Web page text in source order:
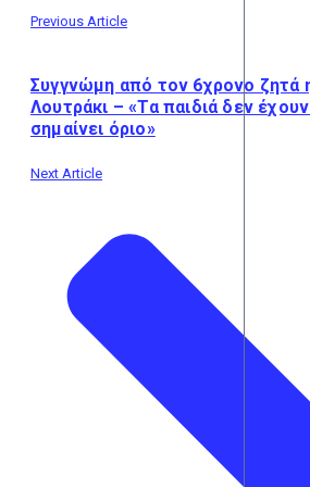
Previous Article
Συγγνώμη από τον 6χρονο ζητά
Λουτράκι – «Τα παιδιά δεν έχουν
σημαίνει όριο»
Next Article